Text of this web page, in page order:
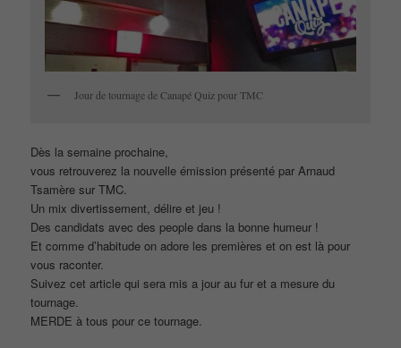
Jour de tournage de Canapé Quiz pour TMC
Dès la semaine prochaine,
vous retrouverez la nouvelle émission présenté par Arnaud
Tsamère sur TMC.
Un mix divertissement, délire et jeu !
Des candidats avec des people dans la bonne humeur !
Et comme d’habitude on adore les premières et on est là pour
vous raconter.
Suivez cet article qui sera mis a jour au fur et a mesure du
tournage.
MERDE à tous pour ce tournage.